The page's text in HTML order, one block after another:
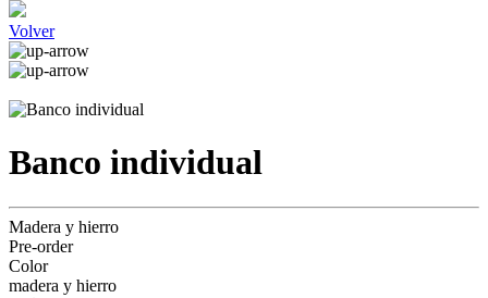
Volver
Banco individual
Madera y hierro
Pre-order
Color
madera y hierro